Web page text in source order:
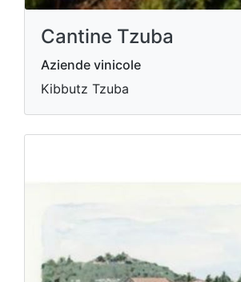
Cantine Tzuba
Aziende vinicole
Kibbutz Tzuba